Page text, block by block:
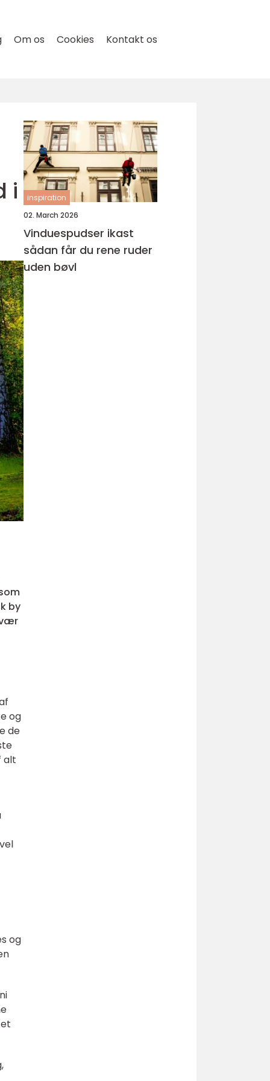
Om os Cookies Kontakt os
i
by
og
de
alt
og
inspiration
02. March 2026
Vinduespudser ikast
sådan får du rene ruder
uden bøvl